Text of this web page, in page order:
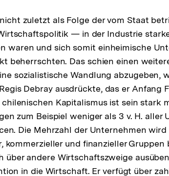
zuletzt als Folge der vom Staat
— in der Industrie
waren und sich somit einheimische
beherrschten. Das schien einen
sozialistische Wandlung abzugeben,
Debray ausdrückte, das er Anfang
chilenischen Kapitalismus ist sein stark
zum Beispiel weniger als 3 v. H. aller
Die Mehrzahl der Unternehmen
kommerzieller und finanzieller Gruppen
über andere Wirtschaftszweige
in die Wirtschaft. Er verfügt über